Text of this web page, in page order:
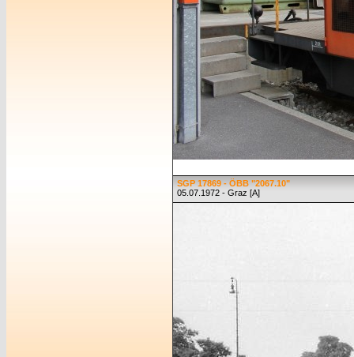
SGP 17869 - ÖBB "2067.10"
05.07.1972 - Graz [A]